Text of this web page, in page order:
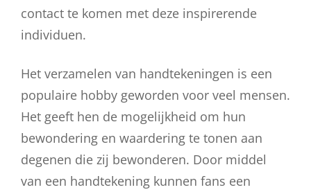
contact te komen met deze inspirerende
individuen.
Het verzamelen van handtekeningen is een
populaire hobby geworden voor veel mensen.
Het geeft hen de mogelijkheid om hun
bewondering en waardering te tonen aan
degenen die zij bewonderen. Door middel
van een handtekening kunnen fans een